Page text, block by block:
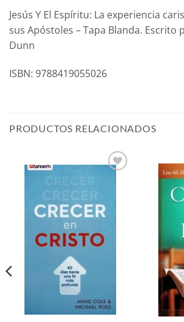
Jesús Y El Espíritu: La experiencia
sus Apóstoles – Tapa Blanda. Escrito
Dunn
ISBN: 9788419055026
PRODUCTOS RELACIONADOS
deseos